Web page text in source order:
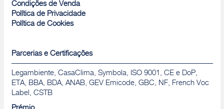
Condições de Venda
Política de Privacidade
Política de Cookies
Parcerias e Certificações
Legambiente, CasaClima, Symbola, ISO 9001, CE e DoP,
ETA, BBA, BDA, ANAB, GEV Emicode, GBC, NF, French Voc
Label, CSTB